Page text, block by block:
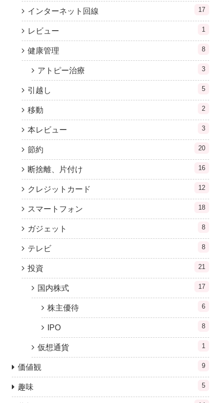
インターネット回線 17
レビュー 1
健康管理 8
アトピー治療 3
引越し 5
移動 2
本レビュー 3
節約 20
断捨離、片付け 16
クレジットカード 12
スマートフォン 18
ガジェット 8
テレビ 8
投資 21
国内株式 17
株主優待 6
IPO 8
仮想通貨 1
価値観 9
趣味 5